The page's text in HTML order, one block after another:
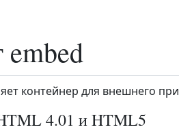
контейнер для внешнего
4.01 и HTML5